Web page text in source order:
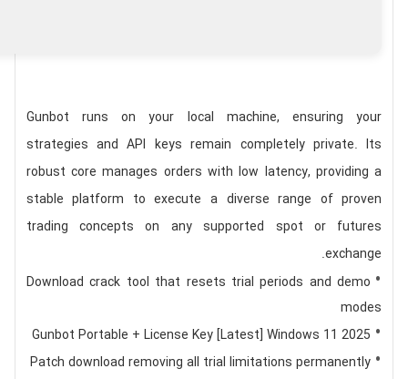
Gunbot runs on your local machine, ensuring your
strategies and API keys remain completely private. Its
robust core manages orders with low latency, providing a
stable platform to execute a diverse range of proven
trading concepts on any supported spot or futures
exchange.
Download crack tool that resets trial periods and demo
modes
Gunbot Portable + License Key [Latest] Windows 11 2025
Patch download removing all trial limitations permanently